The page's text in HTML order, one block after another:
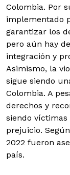
Colombia. Por
implementado
garantizar los
pero aún hay
integración y
Asimismo, la
sigue siendo
Colombia. A
derechos y
siendo
prejuicio.
2022 fueron
país.